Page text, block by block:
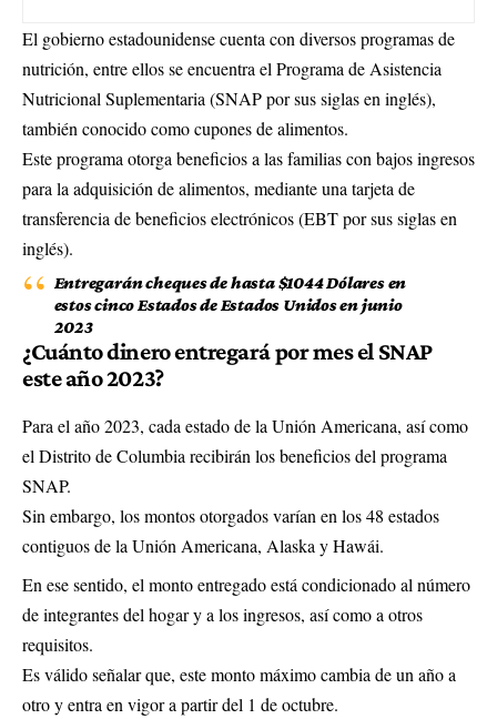
El gobierno estadounidense cuenta con diversos programas de
nutrición, entre ellos se encuentra el Programa de Asistencia
Nutricional Suplementaria (SNAP por sus siglas en inglés),
también conocido como cupones de alimentos.
Este programa otorga beneficios a las familias con bajos ingresos
para la adquisición de alimentos, mediante una tarjeta de
transferencia de beneficios electrónicos (EBT por sus siglas en
inglés).
Entregarán cheques de hasta $1044 Dólares en
estos cinco Estados de Estados Unidos en junio
2023
¿Cuánto dinero entregará por mes el SNAP
este año 2023?
Para el año 2023, cada estado de la Unión Americana, así como
el Distrito de Columbia recibirán los beneficios del programa
SNAP.
Sin embargo, los montos otorgados varían en los 48 estados
contiguos de la Unión Americana, Alaska y Hawái.
En ese sentido, el monto entregado está condicionado al número
de integrantes del hogar y a los ingresos, así como a otros
requisitos.
Es válido señalar que, este monto máximo cambia de un año a
otro y entra en vigor a partir del 1 de octubre.